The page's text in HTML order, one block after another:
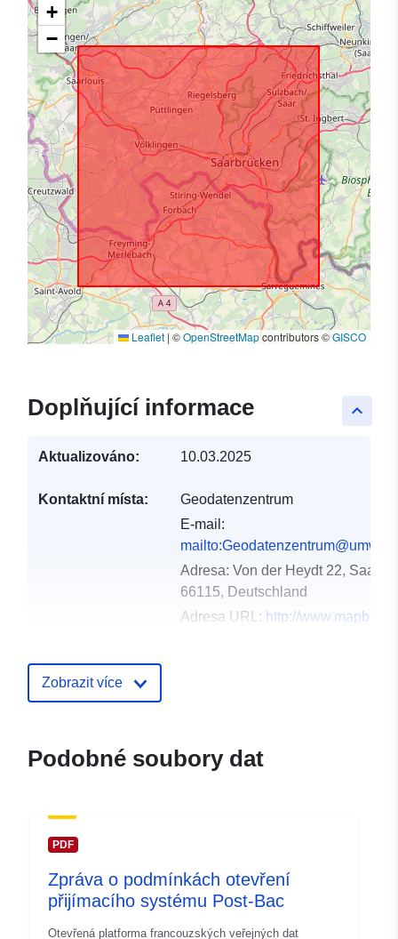
+
−
Leaflet | ©OpenStreetMapcontributors ©GISCO
keyboard_arrow_up
Doplňující informace
Aktualizováno: 10.03.2025
Kontaktní místa:
Geodatenzentrum
E-mail:
Adresa: Von der Heydt 22,
66115, Deutschland
Adresa URL: http://
Katalogový
záznam:
49.3510545 ] ]
Typ: Polygon
Zobrazit více
Podobné soubory dat
PDF
Zpráva o podmínkách otevření
přijímacího systému Post-Bac
Otevřená platforma francouzských veřejných dat